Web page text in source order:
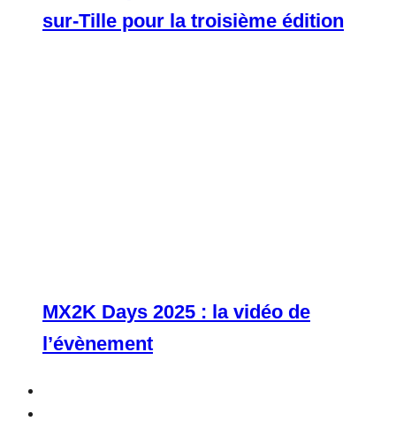
sur-Tille pour la troisième édition
MX2K Days 2025 : la vidéo de
l’évènement